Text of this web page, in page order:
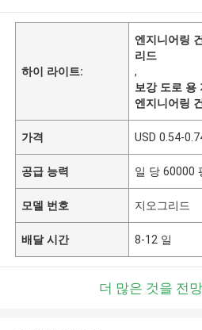
하이 라이트:
엔지니어링
리드
,
보강 도로 용
엔지니어링
가격 USD 0.54-
공급 능력 일 당 60000
모델 번호 지오그리드
배달 시간 8-12 일
더 많은 것을 전